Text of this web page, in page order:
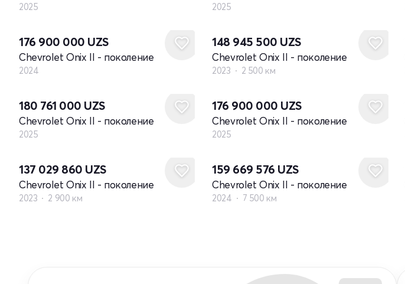
2025 2025
176 900 000 UZS
Chevrolet Onix II - поколение
2024
148 945 500 UZS
Chevrolet Onix II - поколение
2023 2 500 км
180 761 000 UZS
Chevrolet Onix II - поколение
2025
176 900 000 UZS
Chevrolet Onix II - поколение
2025
137 029 860 UZS
Chevrolet Onix II - поколение
2023 2 900 км
159 669 576 UZS
Chevrolet Onix II - поколение
2024 7 500 км